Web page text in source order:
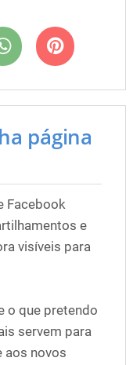
página
Facebook
e
visíveis para
o que pretendo
servem para
aos novos